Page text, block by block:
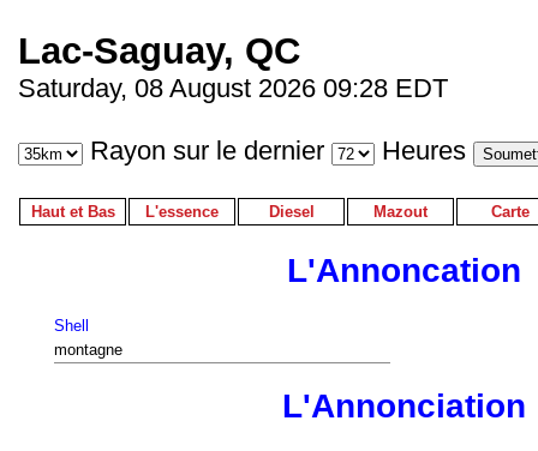
Lac-Saguay, QC
Saturday, 08 August 2026 09:28 EDT
Rayon sur le dernier Heures
Haut et Bas L'essence Diesel Mazout Carte
L'Annoncation
Shell
montagne
L'Annonciation